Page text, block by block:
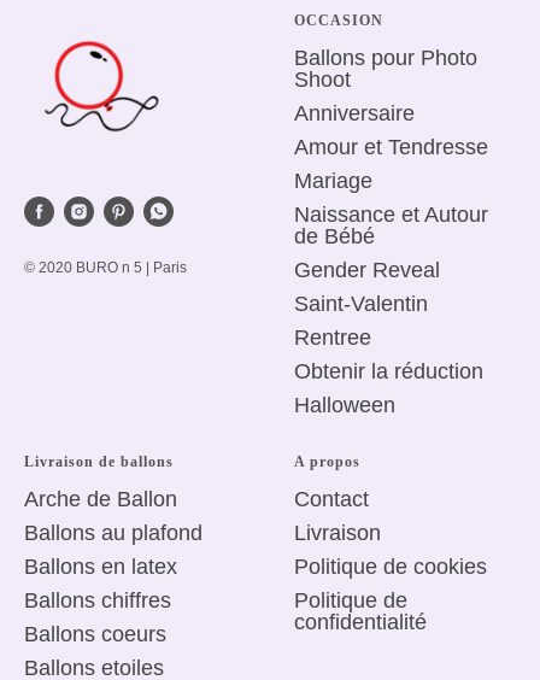
© 2020 BURO n 5 | Paris
OCCASION
Ballons pour Photo
Shoot
Anniversaire
Amour et Tendresse
Mariage
Naissance et Autour
de Bébé
Gender Reveal
Saint-Valentin
Rentree
Obtenir la réduction
Halloween
Livraison de ballons
Arche de Ballon
Ballons au plafond
Ballons en latex
Ballons chiffres
Ballons coeurs
Ballons etoiles
A propos
Сontact
Livraison
Politique de cookies
Politique de
confidentialité